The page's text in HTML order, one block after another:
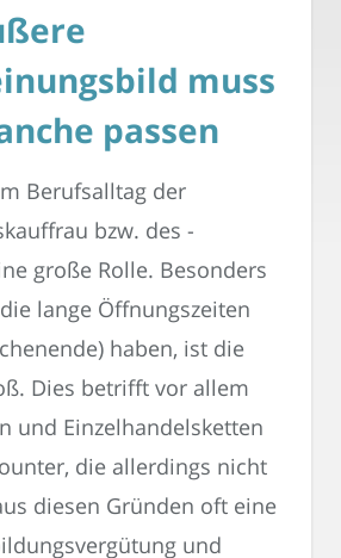
muss
passen
Berufsalltag der
bzw. des -
große Rolle. Besonders
lange Öffnungszeiten
haben, ist die
Dies betrifft vor allem
und Einzelhandelsketten
die allerdings nicht
diesen Gründen oft eine
und